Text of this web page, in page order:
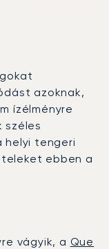
azoknak,
ízélményre
széles
helyi tengeri
ebben a
vágyik, a Que